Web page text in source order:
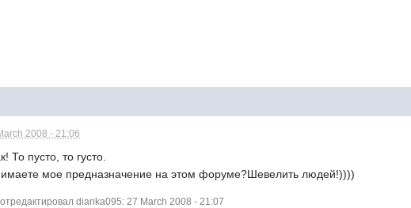
2008 - 21:06
То пусто, то густо.
мое предназначение на этом форуме?Шевелить людей!))))
dianka095: 27 March 2008 - 21:07